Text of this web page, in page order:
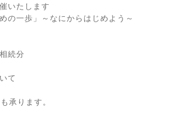
いたします
の一歩」～なにからはじめよう～
続分
て
承ります。